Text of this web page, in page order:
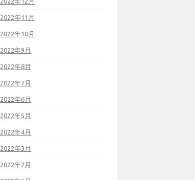
2022年11月
2022年10月
2022年9月
2022年8月
2022年7月
2022年6月
2022年5月
2022年4月
2022年3月
2022年2月